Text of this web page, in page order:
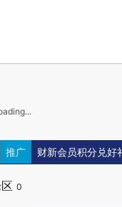
推广 财新会员积分兑好
0